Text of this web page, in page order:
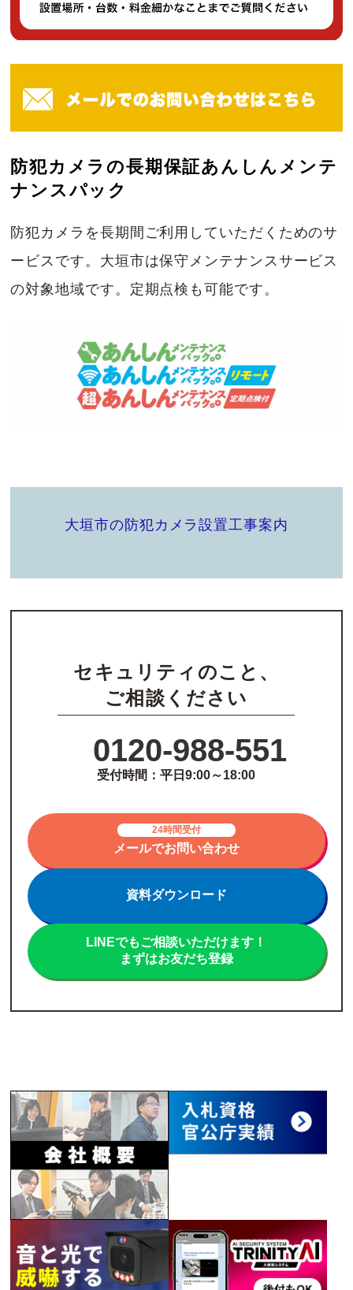
防犯カメラの長期保証あんしんメンテ
ナンスパック
防犯カメラを長期間ご利用していただくためのサ
ービスです。大垣市は保守メンテナンスサービス
の対象地域です。定期点検も可能です。
大垣市の防犯カメラ設置工事案内
セキュリティのこと、
ご相談ください
0120-988-551
受付時間：平日9:00～18:00
24時間受付
メールでお問い合わせ
資料ダウンロード
LINEでもご相談いただけます！
まずはお友だち登録